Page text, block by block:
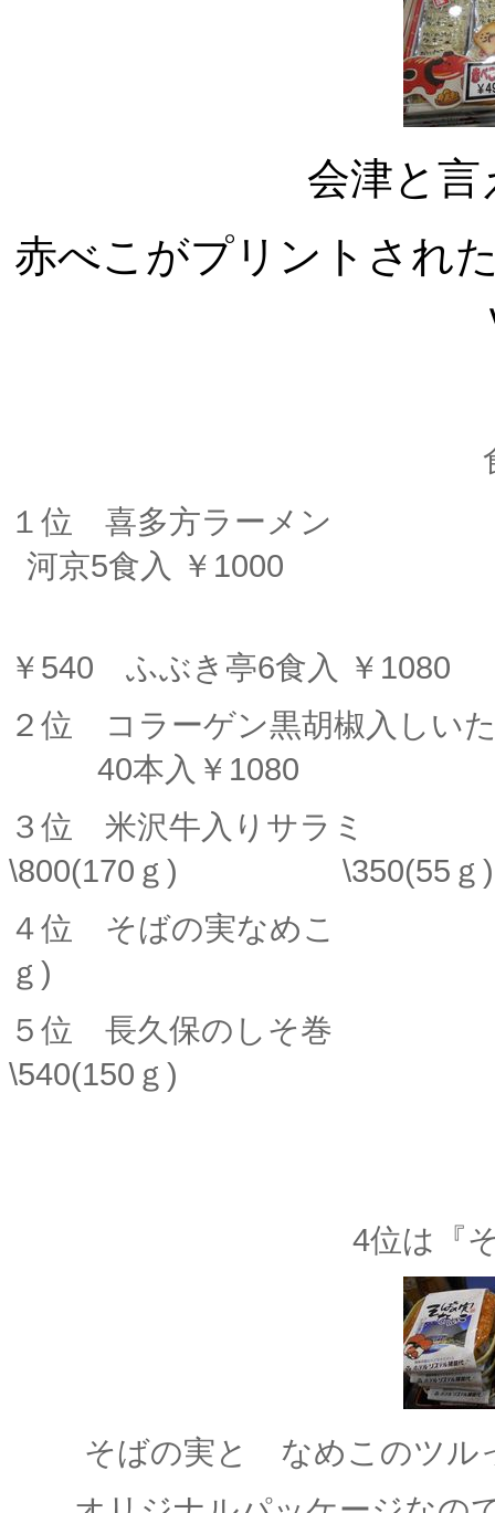
会津と言
赤べこがプリントされ
１位 喜多方ラー
河京5食入 ￥1000
￥540 ふぶき亭6食入 ￥1080
２位 コラーゲン黒胡
40本入￥1080
３位 米沢
\800(170ｇ) \350(55ｇ)
４位 そばの実なめ
ｇ)
５位 長久
\540(150ｇ)
4位は『
そばの実と なめこのツル